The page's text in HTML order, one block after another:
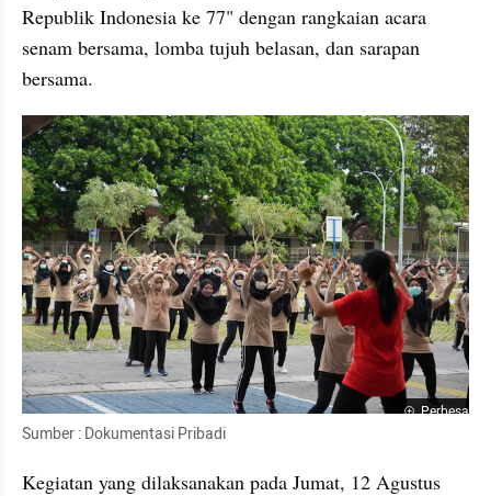
Republik Indonesia ke 77" dengan rangkaian acara
senam bersama, lomba tujuh belasan, dan sarapan
bersama.
Perbesar
Sumber : Dokumentasi Pribadi
Kegiatan yang dilaksanakan pada Jumat, 12 Agustus